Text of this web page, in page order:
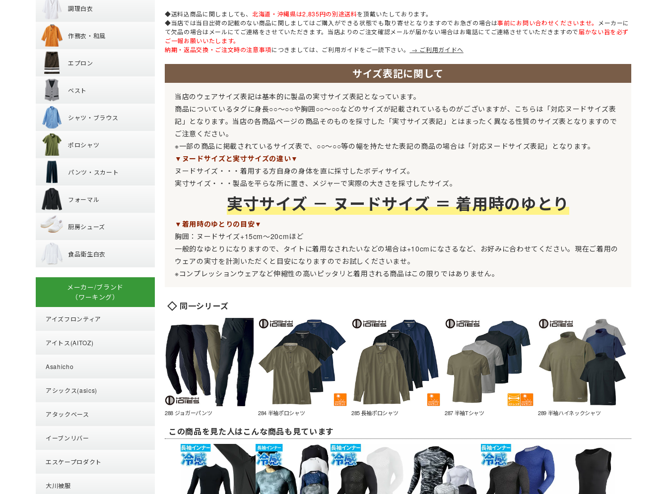
◆送料込商品に関しましても、北海道・沖縄県は2,835円の別途送料を頂戴いたしております。
◆当店では当日出荷の記載のない商品に関しましてはご購入ができる状態でも取り寄せとなりますのでお急ぎの場合は事前にお問い合わせくださいませ。
メーカーに
て欠品の場合はメールにてご連絡をさせていただきます。当店よりのご注文確認メールが届かない場合はお電話にてご連絡させていただきますので届かない旨を必ず
ご一報お願いいたします。
納期・返品交換・ご注文時の注意事項につきましては、ご利用ガイドをご一読下さい。 → ご利用ガイドへ
サイズ表記に関して
当店のウェアサイズ表記は基本的に製品の実寸サイズ表記となっています。
商品についているタグに身長○○～○○や胸囲○○～○○などのサイズが記載されているものがございますが、こちらは「対応ヌードサイズ表
記」となります。当店の各商品ページの商品そのものを採寸した「実寸サイズ表記」とはまったく異なる性質のサイズ表となりますので
ご注意ください。
※一部の商品に掲載されているサイズ表で、○○～○○等の幅を持たせた表記の商品の場合は「対応ヌードサイズ表記」となります。
▼ヌードサイズと実寸サイズの違い▼
ヌードサイズ・・・着用する方自身の身体を直に採寸したボディサイズ。
実寸サイズ・・・製品を平らな所に置き、メジャーで実際の大きさを採寸したサイズ。
実寸サイズ － ヌードサイズ ＝着用時のゆとり
▼着用時のゆとりの目安▼
胸囲：ヌードサイズ+15cm～20cmほど
一般的なゆとりになりますので、タイトに着用なされたいなどの場合は+10cmになさるなど、お好みに合わせてください。現在ご着用の
ウェアの実寸を計測いただくと目安になりますのでお試しくださいませ。
※コンプレッションウェアなど伸縮性の高いピッタリと着用される商品はこの限りではありません。
同一シリーズ
288 ジョガーパンツ 284 半袖ポロシャツ 285 長袖ポロシャツ 287 半袖Tシャツ 289 半袖ハイネックシャツ
この商品を見た人はこんな商品も見ています
特殊手袋
半袖
調理白衣
長袖
七分袖
半袖
作務衣・和風
作務衣・和風
作務衣・ジンベイ（上衣）
和風・鯉口シャツ
和風エプロン・前掛
和風パンツ・スカート（下衣）
エプロン
エプロン
ベスト
襟なしベスト
襟付きベスト
丸襟ベスト
カマーベスト
シャツ・ブラウス
シャツ・ブラウス
レギュラーカラー
ワイドカラー
ウイングカラー
オープンカラー
クレリックカラー
ボタンダウン
その他襟型
ポロシャツ
ポロシャツ
長袖
七分袖
半袖
パンツ・スカート
パンツ・スカート
パンツ
スカート・キュロット
フォーマル
フォーマル
タキシード
ベスト
スカート・キュロット
ワンピース・チュニック
厨房シューズ
先芯あり
先芯なし
食品衛生白衣
食品衛生白衣
メーカー/ブランド
（ワーキング）
アイズフロンティア
アイトス(AITOZ)
Asahicho
アシックス(asics)
アタックベース
イーブンリバー
エスケープロダクト
大川被服